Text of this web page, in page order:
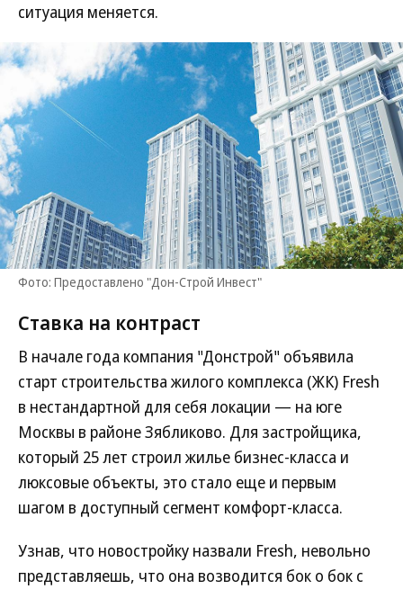
ситуация меняется.
Фото: Предоставлено "Дон-Строй Инвест"
Ставка на контраст
В начале года компания "Донстрой" объявила
старт строительства жилого комплекса (ЖК) Fresh
в нестандартной для себя локации — на юге
Москвы в районе Зябликово. Для застройщика,
который 25 лет строил жилье бизнес-класса и
люксовые объекты, это стало еще и первым
шагом в доступный сегмент комфорт-класса.
Узнав, что новостройку назвали Fresh, невольно
представляешь, что она возводится бок о бок с